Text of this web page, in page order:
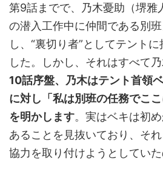
第9話までで、乃木憂助（堺雅
の潜入工作中に仲間である別
し、“裏切り者”としてテント
した。しかし、それはすべて乃
10話序盤、乃木はテント首領
に対し「私は別班の任務でこ
を明かします。実はベキは初
あることを見抜いており、そ
協力を取り付けようとしていた